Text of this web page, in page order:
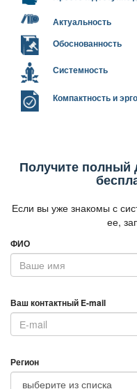
Актуальность
Обоснованность
Системность
Компактность и
Получите полный
Если вы уже знакомы с
ее,
ФИО
аш контактный E-mail
Регион